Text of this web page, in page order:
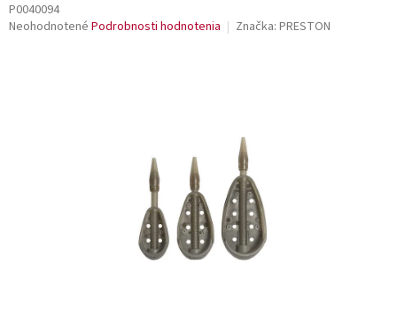
P0040094
Priemerné
Neohodnotené Podrobnosti hodnotenia Značka: PRESTON